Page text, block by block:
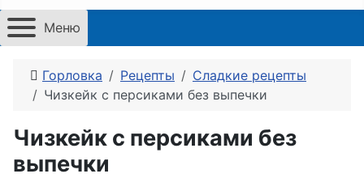
Меню
Горловка Рецепты
Сладкие рецепты
Чизкейк с персиками без выпечки
Чизкейк с персиками без
выпечки